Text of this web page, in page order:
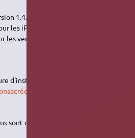
1.4. Cette version 1.4 gère aussi
les iPod les supportant. Attention
les versions récentes (au moins à
d'installation d'AmaroK, rendez-
à AmaroK
sont obsolètes pour la dernière